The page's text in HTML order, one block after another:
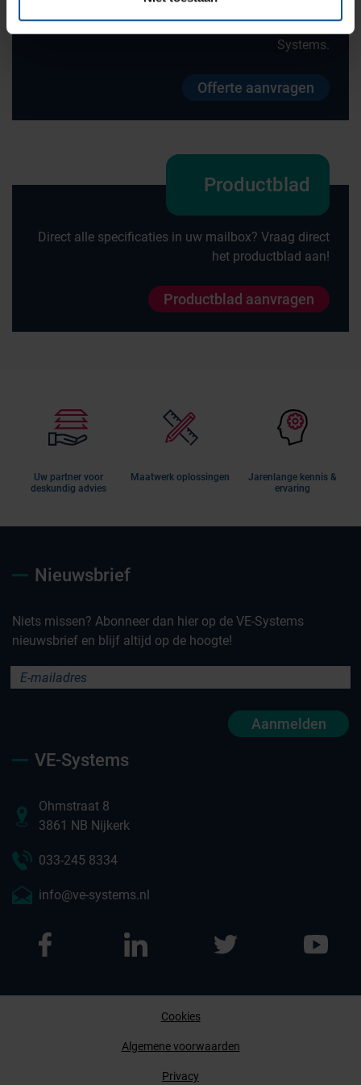
Wilt u direct een vrijblijvende offerte voor dit product
ontvangen? Vraag direct een offerte aan bij VE-
Systems.
Offerte aanvragen
Productblad
Direct alle specificaties in uw mailbox? Vraag direct
het productblad aan!
Productblad aanvragen
Uw partner voor
deskundig advies
Maatwerk oplossingen
Jarenlange kennis &
ervaring
Nieuwsbrief
Niets missen? Abonneer dan hier op de VE-Systems
nieuwsbrief en blijf altijd op de hoogte!
Aanmelden
VE-Systems
Ohmstraat 8
3861 NB Nijkerk
033-245 8334
info@ve-systems.nl
Cookies
Algemene voorwaarden
Privacy
Afspraak maken